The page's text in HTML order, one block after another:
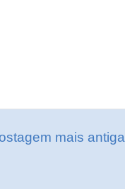
mais antiga